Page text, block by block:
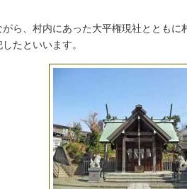
ら、村内にあった大平権現社とともに
たといいます。